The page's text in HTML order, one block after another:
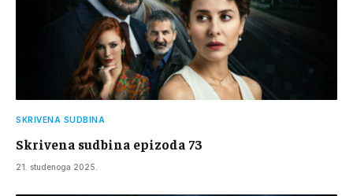
SKRIVENA SUDBINA
Skrivena sudbina epizoda 73
21. studenoga 2025.